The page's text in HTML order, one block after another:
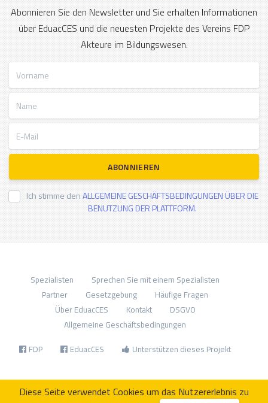
Abonnieren Sie den Newsletter und Sie erhalten Informationen
über EduacCES und die neuesten Projekte des Vereins FDP
Akteure im Bildungswesen.
ABONNIEREN
Ich stimme denALLGEMEINE GESCHÄFTSBEDINGUNGEN ÜBER DIE
BENUTZUNG DER PLATTFORM.
Spezialisten
Sprechen Sie mit einem Spezialisten
Partner
Gesetzgebung
Häufige Fragen
Über EduacCES
Kontakt
DSGVO
Allgemeine Geschäftsbedingungen
FDP EduacCES Unterstützen dieses Projekt
Diese Seite verwendet Cookies um das Nutzererlebnis zu